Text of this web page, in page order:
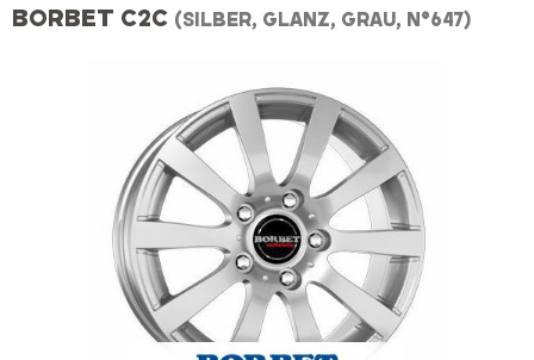
BORBET C2C (SILBER, GLANZ, GRAU, N°647)